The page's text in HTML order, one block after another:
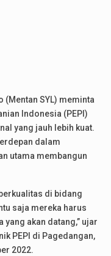
(Mentan SYL) meminta
Indonesia (PEPI)
yang jauh lebih kuat.
dalam
utama membangun
di bidang
saja mereka harus
akan datang,” ujar
PEPI di Pagedangan,
2022.